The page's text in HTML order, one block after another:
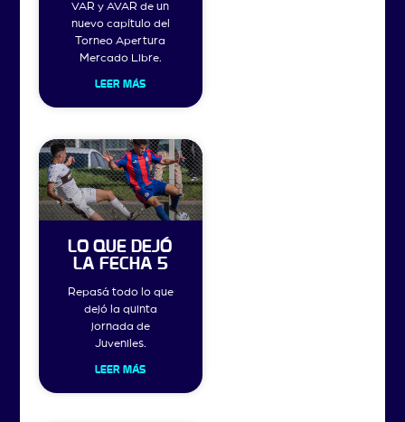
VAR y AVAR de un
nuevo capítulo del
Torneo Apertura
Mercado Libre.
LEER MÁS
LO QUE DEJÓ
LA FECHA 5
Repasá todo lo que
dejó la quinta
jornada de
Juveniles.
LEER MÁS